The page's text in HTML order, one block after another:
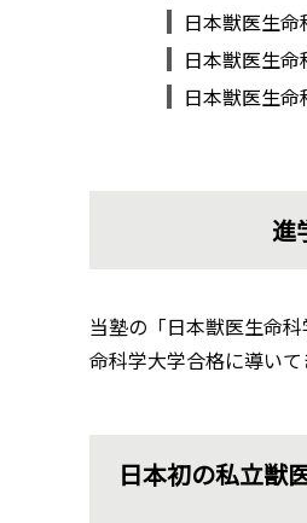
日本獣医生
日本獣医生
日本獣医生
進
当塾の「日本獣医生命
命科学大学合格に導い
日本初の私立獣